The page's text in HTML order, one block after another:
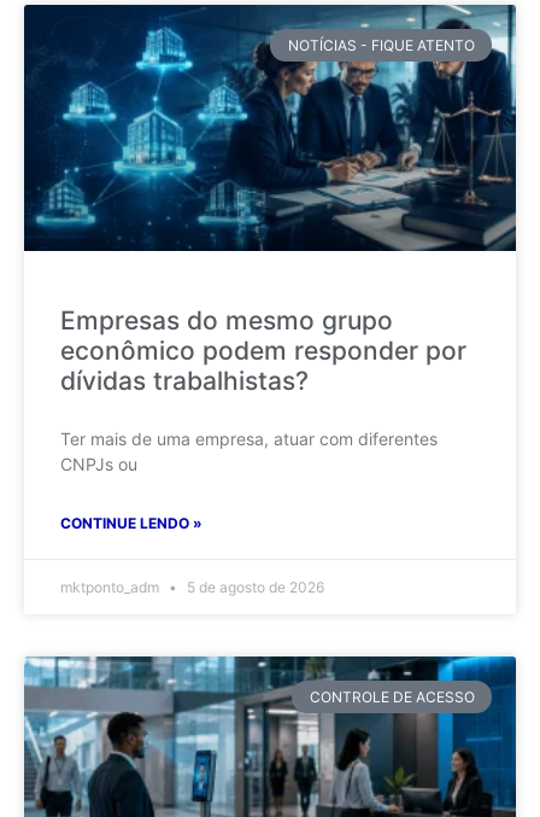
NOTÍCIAS - FIQUE ATENTO
Empresas do mesmo grupo
econômico podem responder por
dívidas trabalhistas?
Ter mais de uma empresa, atuar com diferentes
CNPJs ou
CONTINUE LENDO »
mktponto_adm 5 de agosto de 2026
CONTROLE DE ACESSO